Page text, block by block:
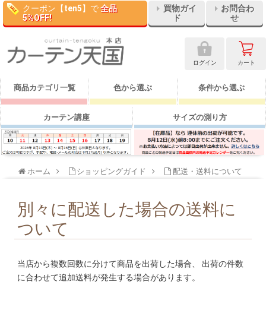
クーポン【ten5】で全品
5%OFF!
買物ガイ
ド
お問合わ
せ
ログイン カート
商品カテゴリ一覧 色から選ぶ 条件から選ぶ
カーテン講座 サイズの測り方
ホーム ショッピングガイド 配送・送料について
別々に配送した場合の送料に
ついて
当店から複数回数に分けて商品を出荷した場合、
出荷の件数
に合わせて追加送料が発生する場合があります。